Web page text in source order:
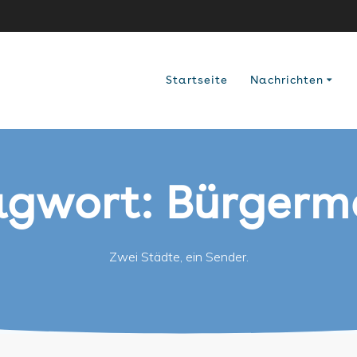
Startseite Nachrichten
Zwei Städte, ein Sender.